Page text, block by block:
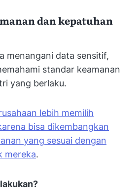
dan kepatuhan
menangani data sensitif,
standar keamanan
yang berlaku.
lebih memilih
bisa dikembangkan
yang sesuai dengan
mereka.